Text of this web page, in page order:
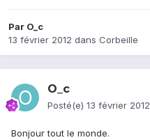
Par O_c
13 février 2012 dans Corbeille
O_c
Posté(e) 13 février 2012
Bonjour tout le monde.